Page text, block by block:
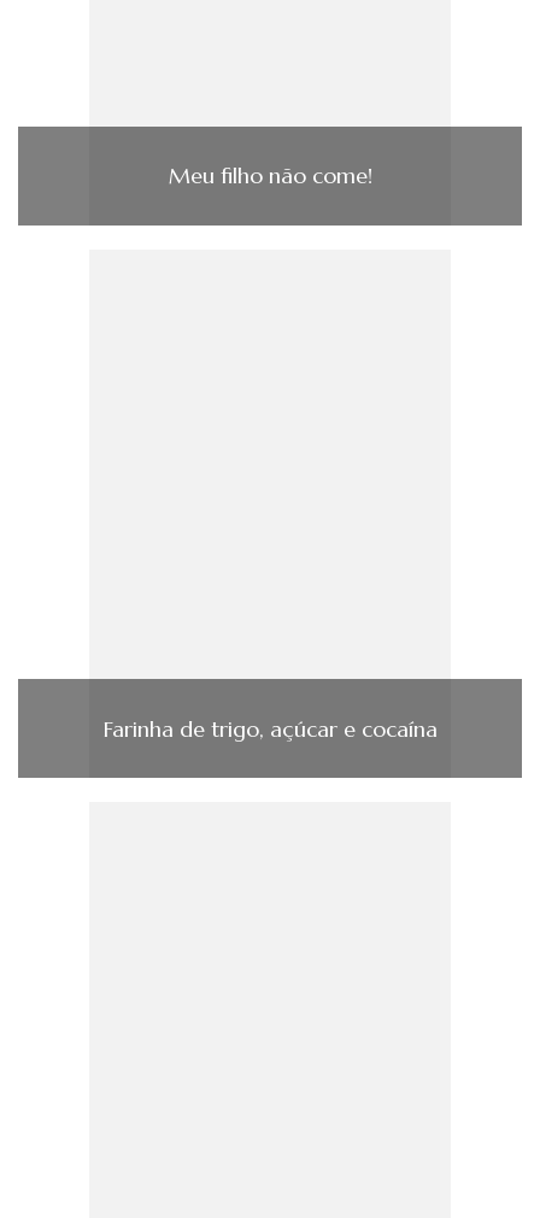
Meu filho não come!
Farinha de trigo, açúcar e cocaína